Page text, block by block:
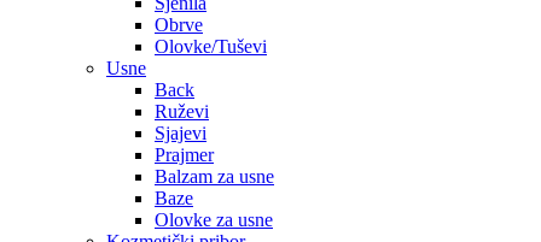
Obrve
Olovke/Tuševi
Usne
Back
Ruževi
Sjajevi
Prajmer
Balzam za usne
Baze
Olovke za usne